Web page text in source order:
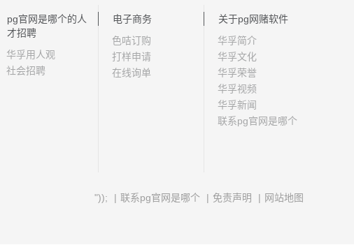
pg官网是哪个的人
才招聘
华孚用人观
社会招聘
电子商务
色咭订购
打样申请
在线询单
关于pg网赌软件
华孚简介
华孚文化
华孚荣誉
华孚视频
华孚新闻
联系pg官网是哪个
")); | 联系pg官网是哪个 | 免责声明 | 网站地图